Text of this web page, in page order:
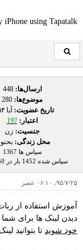
iPhone using Tapatalk
ارسال‌ها:448
موضوع‌ها:
تاریخ عضویت: آبا ۱۳۹۴
اعتبار:197
جنسیت: زن
محل زندگی:
سپاس ها 1367
سپاس شده 1452 بار در 350 ارسال
۹۵/۷/۲۵، ۰۶:۱۰ عصر
آموزش استفاده از
دیدن لینک ها برای
خود شوید تا بتوانید